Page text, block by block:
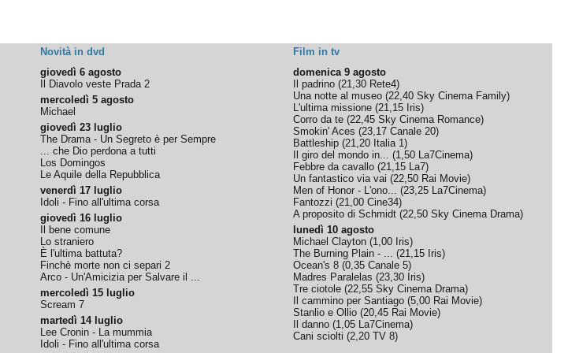
Novità in dvd
Film in tv
giovedì 6 agosto
Il Diavolo veste Prada 2
mercoledì 5 agosto
Michael
giovedì 23 luglio
The Drama - Un Segreto è per Sempre
... che Dio perdona a tutti
Los Domingos
Le Aquile della Repubblica
venerdì 17 luglio
Idoli - Fino all'ultima corsa
giovedì 16 luglio
Il bene comune
Lo straniero
È l'ultima battuta?
Finchè morte non ci separi 2
Arco - Un'Amicizia per Salvare il ...
mercoledì 15 luglio
Scream 7
martedì 14 luglio
Lee Cronin - La mummia
Idoli - Fino all'ultima corsa
domenica 9 agosto
Il padrino (21,30 Rete4)
Una notte al museo (22,40 Sky Cinema Family)
L'ultima missione (21,15 Iris)
Corro da te (22,45 Sky Cinema Romance)
Smokin' Aces (23,17 Canale 20)
Battleship (21,20 Italia 1)
Il giro del mondo in... (1,50 La7Cinema)
Febbre da cavallo (21,15 La7)
Un fantastico via vai (22,50 Rai Movie)
Men of Honor - L'ono... (23,25 La7Cinema)
Fantozzi (21,00 Cine34)
A proposito di Schmidt (22,50 Sky Cinema Drama)
lunedì 10 agosto
Michael Clayton (1,00 Iris)
The Burning Plain - ... (21,15 Iris)
Ocean's 8 (0,35 Canale 5)
Madres Paralelas (23,30 Iris)
Tre ciotole (22,55 Sky Cinema Drama)
Il cammino per Santiago (5,00 Rai Movie)
Stanlio e Ollio (20,45 Rai Movie)
Il danno (1,05 La7Cinema)
Cani sciolti (2,20 TV 8)